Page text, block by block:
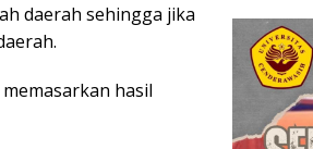
daerah sehingga jika
hasil